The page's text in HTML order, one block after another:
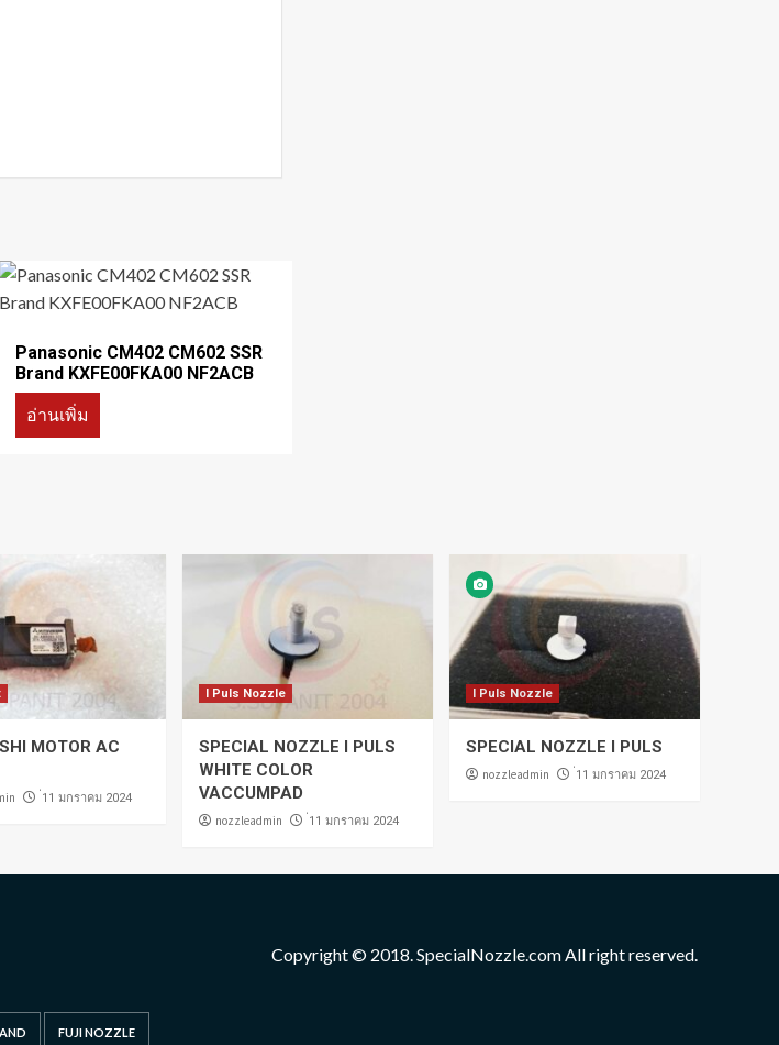
Panasonic CM402 CM602 SSR
Brand KXFE00FKA00 NF2ACB
อ่านเพิ่ม
MOTOR AC
่11 มกราคม 2024
I Puls Nozzle
SPECIAL NOZZLE I PULS
WHITE COLOR
VACCUMPAD
nozzleadmin ่11 มกราคม 2024
I Puls Nozzle
SPECIAL NOZZLE I PULS
nozzleadmin ่11 มกราคม 2024
FUJI NOZZLE
Copyright © 2018. SpecialNozzle.com All right reserved.